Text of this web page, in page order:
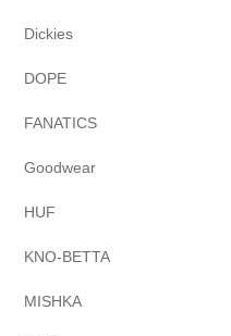
Dickies
DOPE
FANATICS
Goodwear
HUF
KNO-BETTA
MISHKA